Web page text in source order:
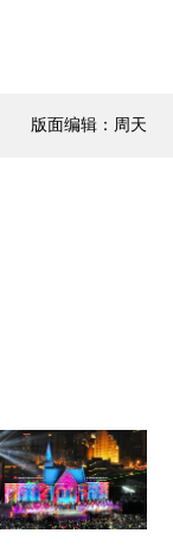
版面编辑：周天